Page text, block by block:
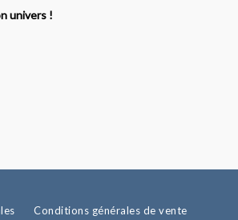
univers !
Conditions générales de vente